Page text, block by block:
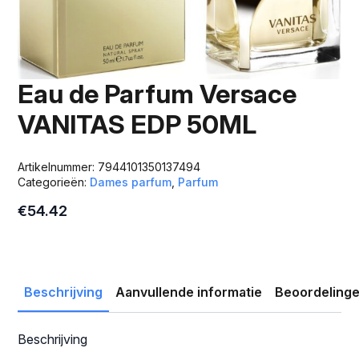
Eau de Parfum Versace
VANITAS EDP 50ML
Artikelnummer: 7944101350137494
Categorieën: Dames parfum Parfum
€54.42
Beschrijving Aanvullende informatie
Beschrijving